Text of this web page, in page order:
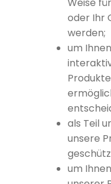
oder Ihr
werden;
um
als Teil
unsere
um